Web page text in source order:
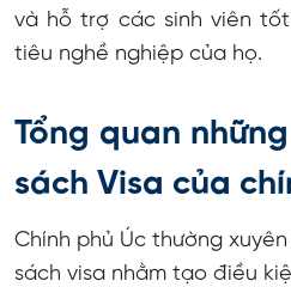
và hỗ trợ các sinh viên
tiêu nghề nghiệp của họ.
Tổng quan
sách Visa của
Chính phủ Úc thường
sách visa nhằm tạo điều